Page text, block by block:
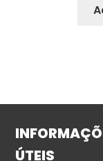
ÚTEIS